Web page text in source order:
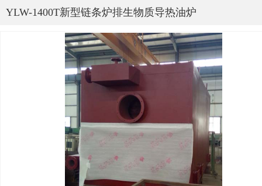
YLW-1400T新型链条炉排生物质导热油炉